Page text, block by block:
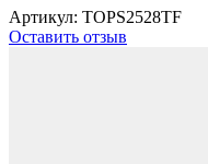
Артикул: TOPS2528TF
Оставить отзыв